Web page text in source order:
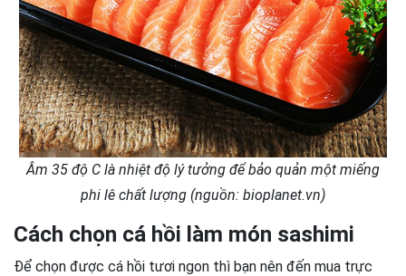
Âm 35 độ C là nhiệt độ lý tưởng để bảo quản một miếng
phi lê chất lượng (nguồn: bioplanet.vn)
Cách chọn cá hồi làm món sashimi
Để chọn được cá hồi tươi ngon thì bạn nên đến mua trực